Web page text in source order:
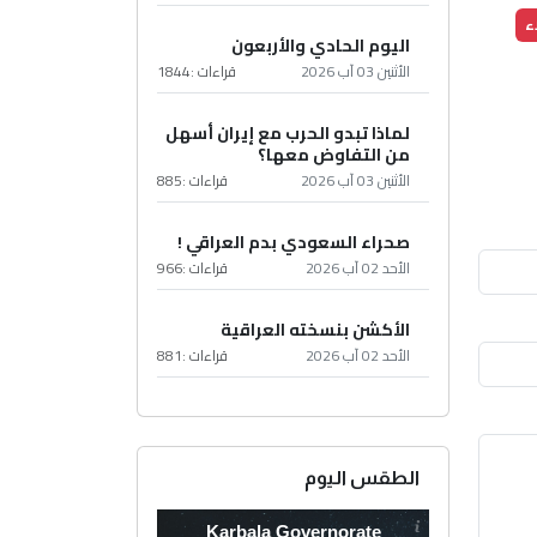
اليوم الحادي والأربعون
الأثنين 03 آب 2026 قراءات :1844
لماذا تبدو الحرب مع إيران أسهل
من التفاوض معها؟
الأثنين 03 آب 2026 قراءات :885
صحراء السعودي بدم العراقي !
الأحد 02 آب 2026 قراءات :966
الأكشن بنسخته العراقية
الأحد 02 آب 2026 قراءات :881
الطقس اليوم
Karbala Governorate